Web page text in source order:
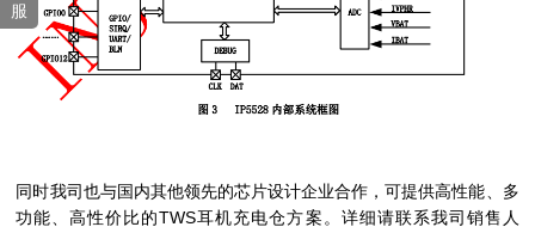
同时我司也与国内其他领先的芯片设计企业合作，可提供高性能、多
功能、高性价比的TWS耳机充电仓方案。详细请联系我司销售人
服